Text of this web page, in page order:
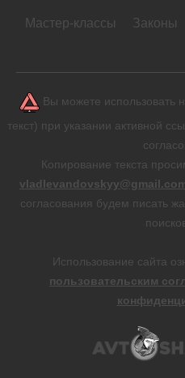
Мастер-классы Законы
Вы можете
текст) при указании активной
Копирование текста
согласования будем писать
Использование сайта
пользовательским